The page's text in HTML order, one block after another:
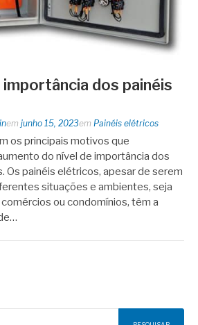
importância dos painéis
em junho 15, 2023em Painéis elétricos
os principais motivos que
do nível de importância dos
Os painéis elétricos, apesar de serem
situações e ambientes, seja
ou condomínios, têm a